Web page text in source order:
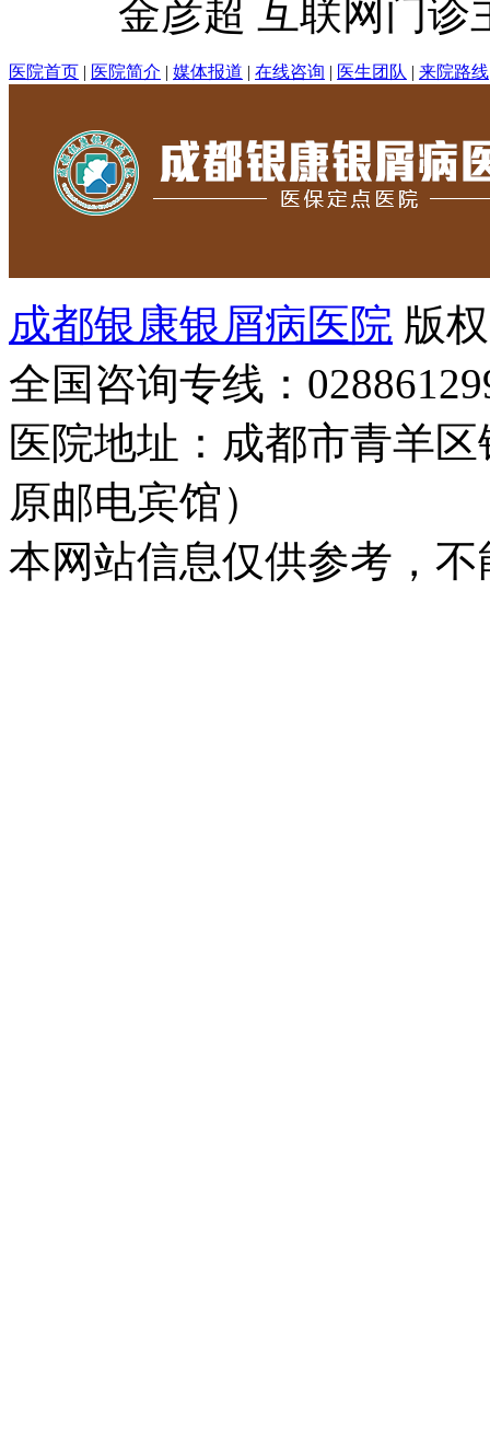
金彦超 互联网门诊
医院首页 | 医院简介 | 媒体报道 | 在线咨询 | 医生团队 | 来院路线
成都银康银屑病医院 版
全国咨询专线：
医院地址：成都市青羊
原邮电宾馆）
本网站信息仅供参考，